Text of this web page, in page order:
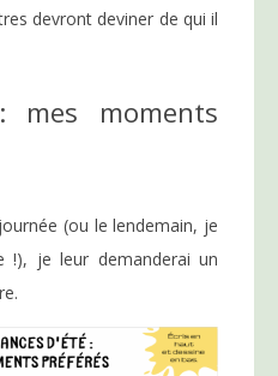
devront deviner de qui il
mes moments
(ou le lendemain, je
!), je leur demanderai un